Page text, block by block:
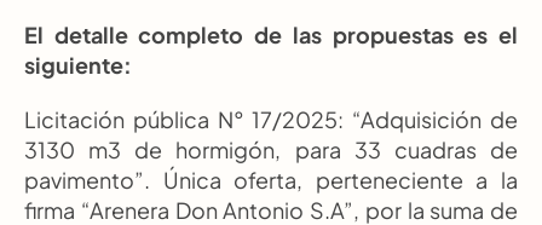
El detalle completo de las propuestas es el
siguiente:
Licitación pública N° 17/2025: “Adquisición de
3130 m3 de hormigón, para 33 cuadras de
pavimento”. Única oferta, perteneciente a la
firma “Arenera Don Antonio S.A”, por la suma de